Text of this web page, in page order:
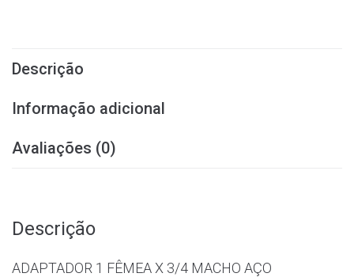
Descrição
Informação adicional
Avaliações (0)
Descrição
ADAPTADOR 1 FÊMEA X 3/4 MACHO AÇO